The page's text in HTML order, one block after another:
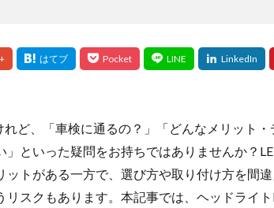
ど、「車検に通るの？」「どんなメリット
といった疑問をお持ちではありませんか？
ットがある一方で、選び方や取り付け方を間
スクもあります。本記事では、ヘッドライ